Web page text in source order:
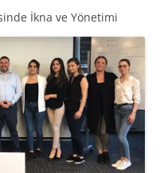
İkna ve Yönetimi